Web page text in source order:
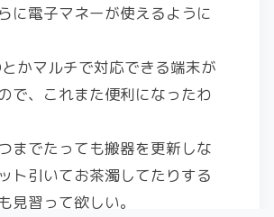
に電子マネーが使えるように
かマルチで対応できる端末が
で、これまた便利になったわ
までたっても搬器を更新しな
ト引いてお茶濁してたりする
見習って欲しい。